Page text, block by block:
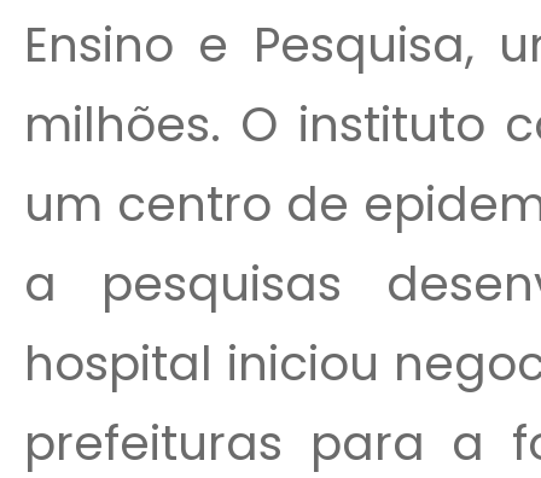
Ensino e Pesquisa,
milhões. O instituto
um centro de
a pesquisas
hospital iniciou
prefeituras para a